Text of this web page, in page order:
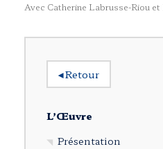
Avec Catherine Labrusse-Riou et
◂Retour
L’Œuvre
Présentation